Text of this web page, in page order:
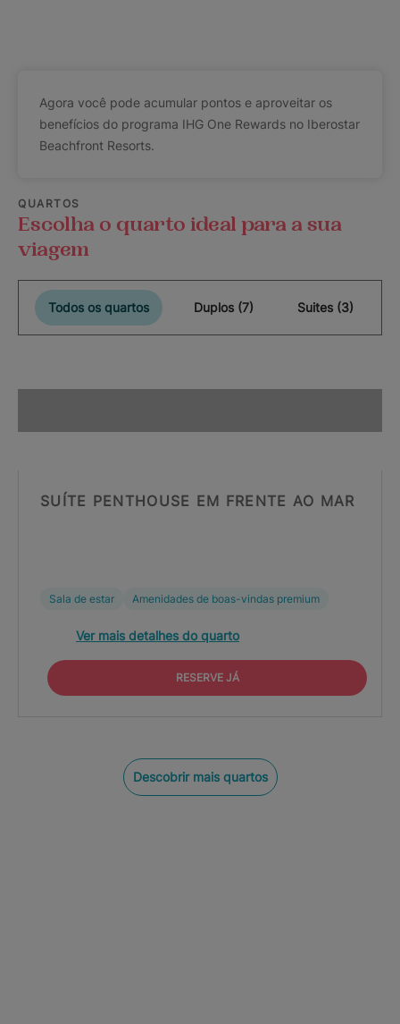
Agora você pode acumular pontos e aproveitar os
benefícios do programa IHG One Rewards no Iberostar
Beachfront Resorts.
QUARTOS
Escolha o quarto ideal para a sua
viagem
Todos os quartos Duplos (7) Suites (3)
SUÍTE PENTHOUSE EM FRENTE AO MAR
Sala de estar Amenidades de boas-vindas premium
Ver mais detalhes do quarto
RESERVE JÁ
Descobrir mais quartos